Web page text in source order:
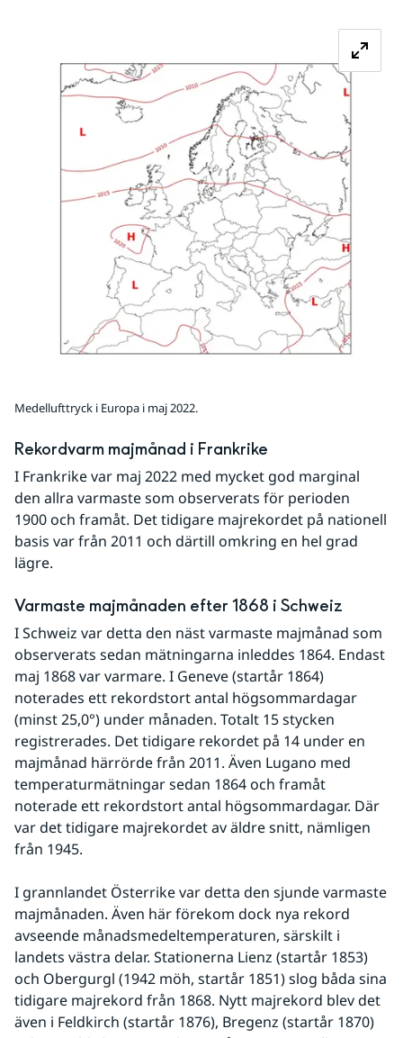
Medellufttryck i Europa i maj 2022.
Rekordvarm majmånad i Frankrike
I Frankrike var maj 2022 med mycket god marginal
den allra varmaste som observerats för perioden
1900 och framåt. Det tidigare majrekordet på nationell
basis var från 2011 och därtill omkring en hel grad
lägre.
Varmaste majmånaden efter 1868 i Schweiz
I Schweiz var detta den näst varmaste majmånad som
observerats sedan mätningarna inleddes 1864. Endast
maj 1868 var varmare. I Geneve (startår 1864)
noterades ett rekordstort antal högsommardagar
(minst 25,0°) under månaden. Totalt 15 stycken
registrerades. Det tidigare rekordet på 14 under en
majmånad härrörde från 2011. Även Lugano med
temperaturmätningar sedan 1864 och framåt
noterade ett rekordstort antal högsommardagar. Där
var det tidigare majrekordet av äldre snitt, nämligen
från 1945.
I grannlandet Österrike var detta den sjunde varmaste
majmånaden. Även här förekom dock nya rekord
avseende månadsmedeltemperaturen, särskilt i
landets västra delar. Stationerna Lienz (startår 1853)
och Obergurgl (1942 möh, startår 1851) slog båda sina
tidigare majrekord från 1868. Nytt majrekord blev det
även i Feldkirch (startår 1876), Bregenz (startår 1870)